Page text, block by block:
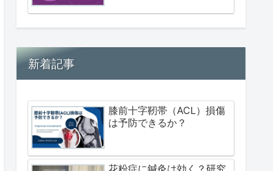
新着記事
膝前十字靭帯（ACL）損傷
は予防できるか？